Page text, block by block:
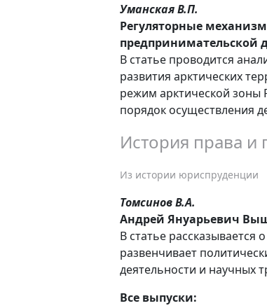
Уманская В.П.
Регуляторные
предпринимательской
В статье проводится
развития арктических
режим арктической зоны
порядок осуществления
История права и
Из истории юриспруденции
Томсинов В.А.
Андрей Януарьевич
В статье
развенчивает
деятельности и научных
Все выпуски: